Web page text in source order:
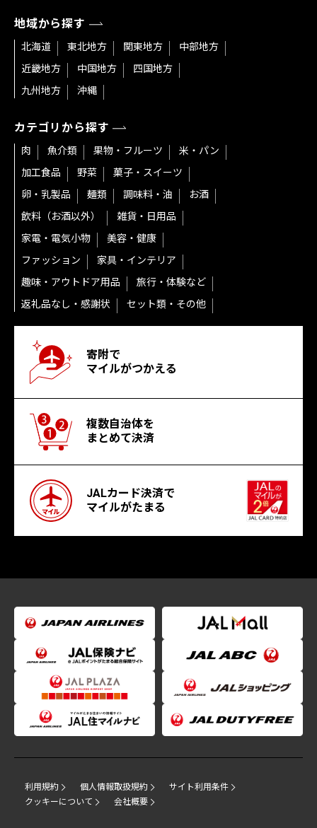
地域から探す
北海道 東北地方 関東地方
中部地方
近畿地方
中国地方
四国地方
九州地方
沖縄
カテゴリから探す
肉 魚介類 果物・フルーツ
米・パン
加工食品
野菜
菓子・スイーツ
卵・乳製品
麺類 調味料・油
お酒
飲料（お酒以外）
雑貨・日用品
家電・電気小物
美容・健康
ファッション
家具・インテリア
趣味・アウトドア用品
旅行・体験など
返礼品なし・感謝状
セット類・その他
寄附で
マイルがつかえる
複数自治体を
まとめて決済
JALカード決済で
マイルがたまる
利用規約 個人情報取扱規約
サイト利用条件
クッキーについて
会社概要